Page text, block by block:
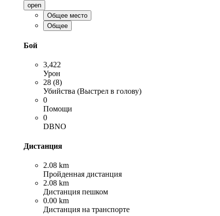
open
Общее место
Общее
Бой
3,422
Урон
28 (8)
Убийства (Выстрел в голову)
0
Помощи
0
DBNO
Дистанция
2.08 km
Пройденная дистанция
2.08 km
Дистанция пешком
0.00 km
Дистанция на транспорте